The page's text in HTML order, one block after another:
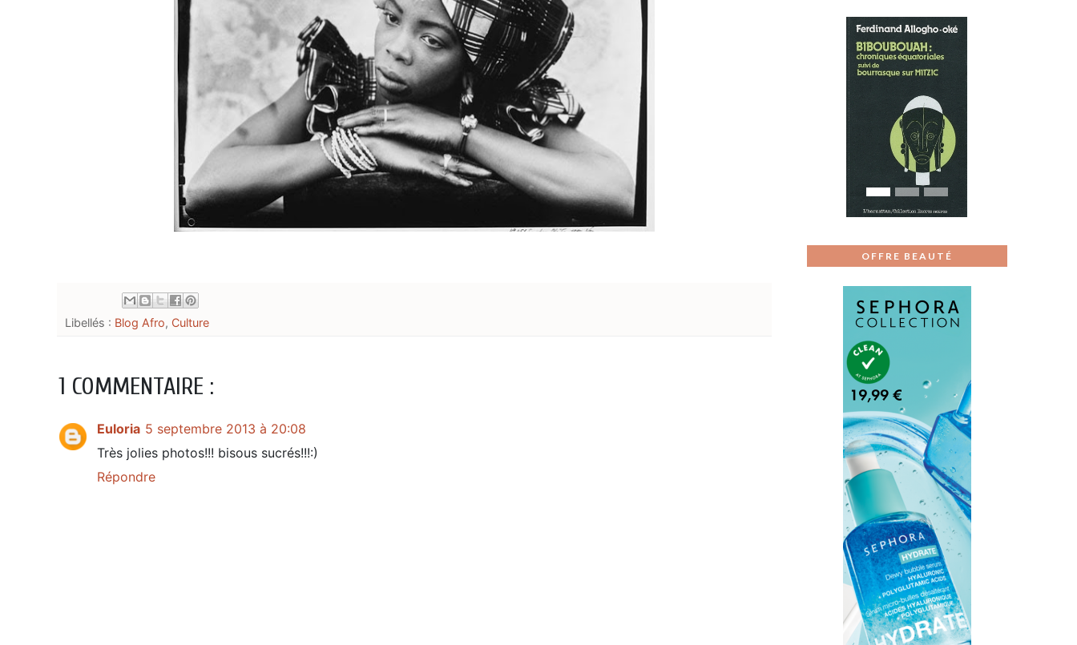
Libellés : Blog Afro, Culture
1 COMMENTAIRE :
Euloria 5 septembre 2013 à 20:08
Très jolies photos!!! bisous sucrés!!!:)
Répondre
Previous
OFFRE BEAUTÉ